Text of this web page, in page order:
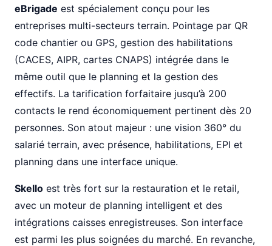
eBrigade est spécialement conçu pour les
entreprises multi-secteurs terrain. Pointage par QR
code chantier ou GPS, gestion des habilitations
(CACES, AIPR, cartes CNAPS) intégrée dans le
même outil que le planning et la gestion des
effectifs. La tarification forfaitaire jusqu’à 200
contacts le rend économiquement pertinent dès 20
personnes. Son atout majeur : une vision 360° du
salarié terrain, avec présence, habilitations, EPI et
planning dans une interface unique.
Skello est très fort sur la restauration et le retail,
avec un moteur de planning intelligent et des
intégrations caisses enregistreuses. Son interface
est parmi les plus soignées du marché. En revanche,